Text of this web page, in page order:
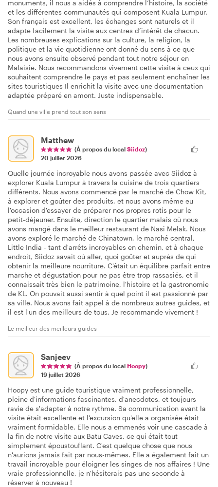
monuments, il nous a aidés à comprendre l’histoire, la société
et les différentes communautés qui composent Kuala Lumpur.
Son français est excellent, les échanges sont naturels et il
adapte facilement la visite aux centres d’intérêt de chacun.
Les nombreuses explications sur la culture, la religion, la
politique et la vie quotidienne ont donné du sens à ce que
nous avons ensuite observé pendant tout notre séjour en
Malaisie. Nous recommandons vivement cette visite à ceux qui
souhaitent comprendre le pays et pas seulement enchaîner les
sites touristiques Il enrichit la visite avec une documentation
adaptée préparé en amont. Juste indispensable.
Quand une ville prend tout son sens
Matthew
(À propos du local Siidoz)
20 juillet 2026
Quelle journée incroyable nous avons passée avec Siidoz à
explorer Kuala Lumpur à travers la cuisine de trois quartiers
différents. Nous avons commencé par le marché de Chow Kit,
à explorer et goûter des produits, et nous avons même eu
l'occasion d'essayer de préparer nos propres rotis pour le
petit-déjeuner. Ensuite, direction le quartier malais où nous
avons mangé dans le meilleur restaurant de Nasi Melak. Nous
avons exploré le marché de Chinatown, le marché central,
Little India - tant d'arrêts incroyables en chemin, et à chaque
endroit, Siidoz savait où aller, quoi goûter et auprès de qui
obtenir la meilleure nourriture. C'était un équilibre parfait entre
marche et dégustation pour ne pas être trop rassasiés, et il
connaissait très bien le patrimoine, l'histoire et la gastronomie
de KL. On pouvait aussi sentir à quel point il est passionné par
sa ville. Nous avons fait appel à de nombreux autres guides, et
il est l'un des meilleurs de tous. Je recommande vivement !
Le meilleur des meilleurs guides
Sanjeev
(À propos du local Hoopy)
19 juillet 2026
Hoopy est une guide touristique vraiment professionnelle,
pleine d'informations fascinantes, d'anecdotes, et toujours
ravie de s'adapter à notre rythme. Sa communication avant la
visite était excellente et l'excursion qu'elle a organisée était
vraiment formidable. Elle nous a emmenés voir une cascade à
la fin de notre visite aux Batu Caves, ce qui était tout
simplement époustouflant. C'est quelque chose que nous
n'aurions jamais fait par nous-mêmes. Elle a également fait un
travail incroyable pour éloigner les singes de nos affaires ! Une
vraie professionnelle, je n'hésiterais pas une seconde à
réserver à nouveau !